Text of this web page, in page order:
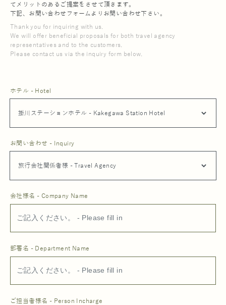
てメリットのあるご提案をさせて頂きます。
下記、お問い合わせフォームよりお問い合わせ下さい。
Thank you for inquiring with us.
We will offer beneficial proposals for both travel agency
representatives and to the customers.
Please contact us via the inquiry form below.
ホテル - Hotel
お問い合わせ - Inquiry
会社様名 - Company Name
部署名 - Department Name
ご担当者様名 - Person Incharge